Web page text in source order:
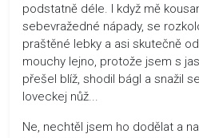
podstatně déle. I když mě
sebevražedné nápady, se
praštěné lebky a asi skutečně
mouchy lejno, protože jsem s
přešel blíž, shodil bágl a snažil
loveckej nůž...
Ne, nechtěl jsem ho dodělat a